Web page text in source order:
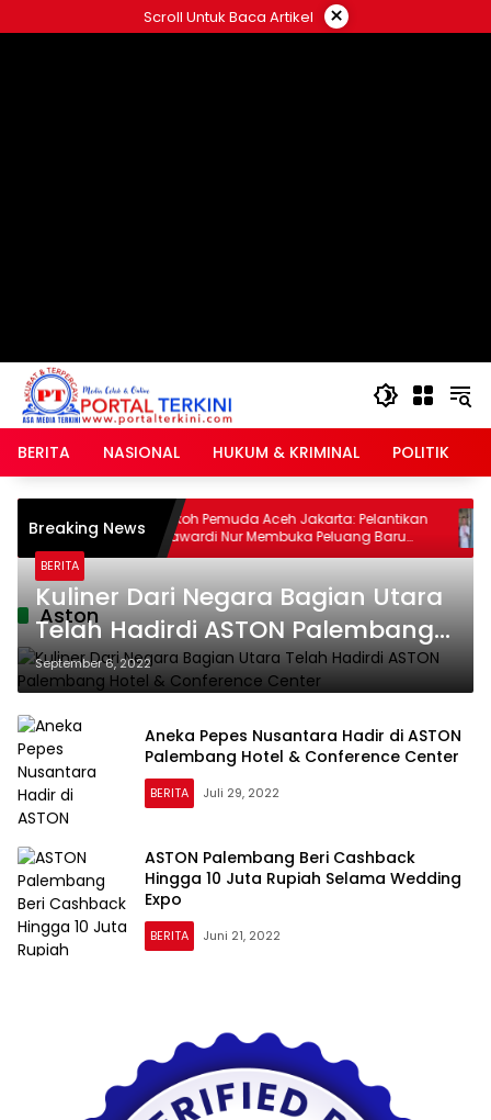
ke
Scroll Untuk Baca Artikel ×
BERITA NASIONAL HUKUM & KRIMINAL POLITIK
Breaking News Tokoh Pemuda Aceh Jakarta: Pelantikan
Mawardi Nur Membuka Peluang Baru
bagi Kemajuan Migas Aceh
Aston
BERITA
Kuliner Dari Negara Bagian Utara
Telah Hadirdi ASTON Palembang
Hotel & Conference Center
September 6, 2022
Aneka Pepes Nusantara Hadir di ASTON
Palembang Hotel & Conference Center
BERITA Juli 29, 2022
ASTON Palembang Beri Cashback
Hingga 10 Juta Rupiah Selama Wedding
Expo
BERITA Juni 21, 2022